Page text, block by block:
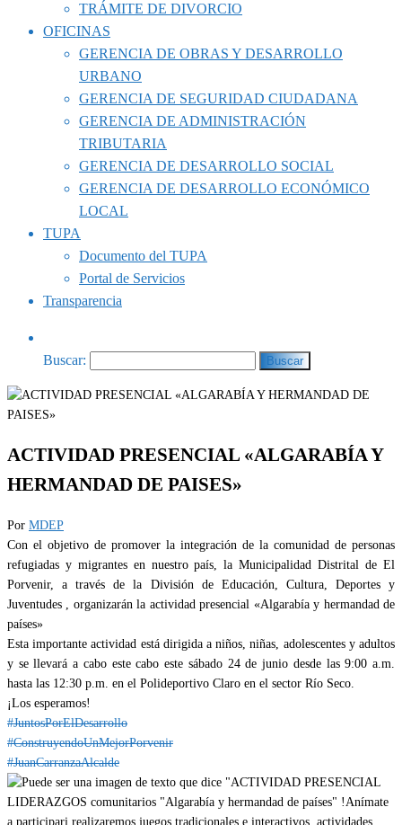
TRÁMITE DE DIVORCIO
OFICINAS
GERENCIA DE OBRAS Y DESARROLLO
URBANO
GERENCIA DE SEGURIDAD CIUDADANA
GERENCIA DE ADMINISTRACIÓN
TRIBUTARIA
GERENCIA DE DESARROLLO SOCIAL
GERENCIA DE DESARROLLO ECONÓMICO
LOCAL
TUPA
Documento del TUPA
Portal de Servicios
Transparencia
Buscar:
ACTIVIDAD PRESENCIAL «ALGARABÍA Y
HERMANDAD DE PAISES»
Por MDEP
Con el objetivo de promover la integración de la comunidad de personas
refugiadas y migrantes en nuestro país, la Municipalidad Distrital de El
Porvenir, a través de la División de Educación, Cultura, Deportes y
Juventudes , organizarán la actividad presencial «Algarabía y hermandad de
países»
Esta importante actividad está dirigida a niños, niñas, adolescentes y adultos
y se llevará a cabo este cabo este sábado 24 de junio desde las 9:00 a.m.
hasta las 12:30 p.m. en el Polideportivo Claro en el sector Río Seco.
¡Los esperamos!
#JuntosPorElDesarrollo
#ConstruyendoUnMejorPorvenir
#JuanCarranzaAlcalde